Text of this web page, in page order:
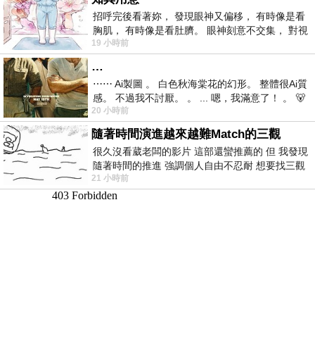
招呼完後看著妳， 發現眼神又偏移， 有時像是看
胸肌， 有時像是看肚臍。 眼神刻意不交集， 對視
視線不對齊， 讓我很難不
19 小時前
…
⋯⋯ Ai製圖 。 白色秋海棠花的幻形。 整體很Ai質
感。 不過我不討厭。 。 ... 嗯，我滿意了！ 。 🐻
昨中
20 小時前
隨著時間演進越來越難Match的三觀
很久沒看葳老闆的影片 這部還蠻推薦的 但 我發現
隨著時間的推進 強調個人自由不忍耐 想要找三觀
接近的不要說對象 連朋友都超
21 小時前